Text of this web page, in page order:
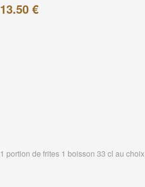
13.50 €
1 portion de frites 1 boisson 33 cl au choix